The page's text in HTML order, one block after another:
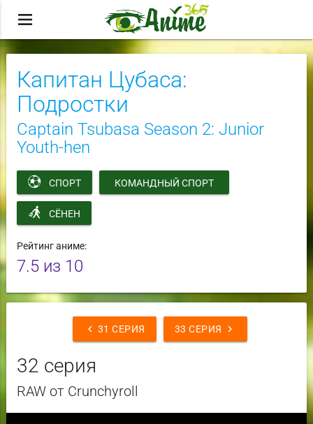
menu
Капитан Цубаса:
Подростки
Captain Tsubasa Season 2: Junior
Youth-hen
СПОРТ КОМАНДНЫЙ СПОРТ
СЁНЕН
Рейтинг аниме:
7.5из 10
chevron_left 31 СЕРИЯ chevron_right
33 СЕРИЯ
32 серия
RAW от Crunchyroll